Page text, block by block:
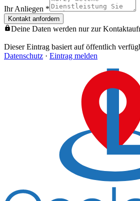
Ihr Anliegen *
Kontakt anfordern
Deine Daten werden nur zur
Dieser Eintrag basiert auf öffentlich
Datenschutz · Eintrag melden